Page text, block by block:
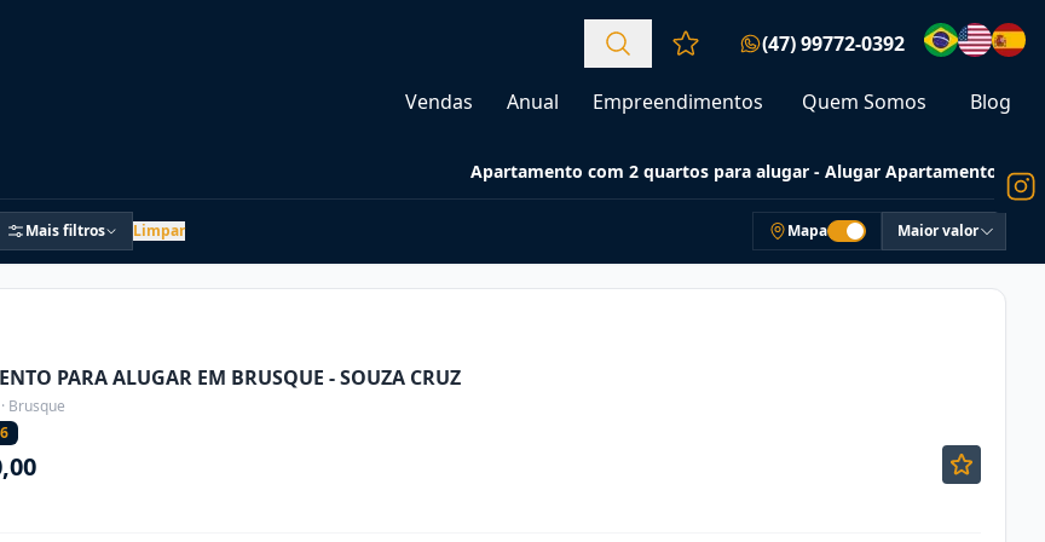
Favoritos (0 itens)
(47) 99772-0392
Vendas Anual Empreendimentos Quem Somos Blog
Apartamento com 2 quartos para alugar - Alugar Apartamentos
Mais filtros Limpar Mapa Maior valor
PARA ALUGAR EM BRUSQUE - SOUZA CRUZ
Brusque